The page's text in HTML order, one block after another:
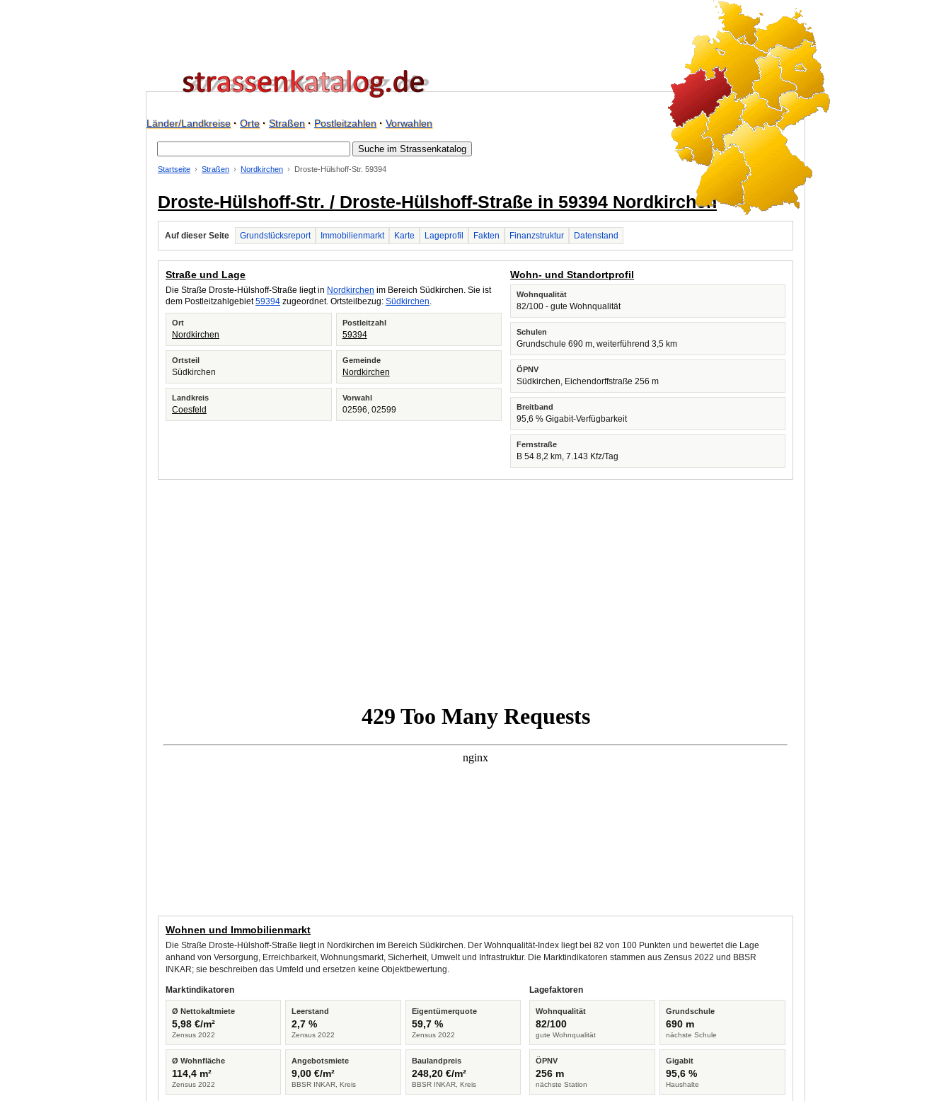
Länder/Landkreise· Orte· Straßen· Postleitzahlen· Vorwahlen
Startseite Straßen Nordkirchen Droste-Hülshoff-Str. 59394
Droste-Hülshoff-Str. / Droste-Hülshoff-Straße in 59394 Nordkirchen
Auf dieser Seite Grundstücksreport Immobilienmarkt Karte Lageprofil Fakten Finanzstruktur Datenstand
Straße und Lage
Die Straße Droste-Hülshoff-Straße liegt in Nordkirchen im Bereich Südkirchen. Sie ist
dem Postleitzahlgebiet59394 zugeordnet. Ortsteilbezug: Südkirchen.
Ort
Nordkirchen
Postleitzahl
59394
Ortsteil
Südkirchen
Gemeinde
Nordkirchen
Landkreis
Coesfeld
Vorwahl
02596, 02599
Wohn- und Standortprofil
Wohnqualität
82/100 - gute Wohnqualität
Schulen
Grundschule 690 m, weiterführend 3,5 km
ÖPNV
Südkirchen, Eichendorffstraße 256 m
Breitband
95,6 % Gigabit-Verfügbarkeit
Fernstraße
B 54 8,2 km, 7.143 Kfz/Tag
Wohnen und Immobilienmarkt
Die Straße Droste-Hülshoff-Straße liegt in Nordkirchen im Bereich Südkirchen. Der Wohnqualität-Index liegt bei 82 von 100 Punkten und bewertet die Lage
anhand von Versorgung, Erreichbarkeit, Wohnungsmarkt, Sicherheit, Umwelt und Infrastruktur. Die Marktindikatoren stammen aus Zensus 2022 und BBSR
INKAR; sie beschreiben das Umfeld und ersetzen keine Objektbewertung.
Marktindikatoren
Ø Nettokaltmiete
5,98 €/m²
Zensus 2022
Leerstand
2,7 %
Zensus 2022
Eigentümerquote
59,7 %
Zensus 2022
Ø Wohnfläche
114,4 m²
Zensus 2022
Angebotsmiete
9,00 €/m²
BBSR INKAR, Kreis
Baulandpreis
248,20 €/m²
BBSR INKAR, Kreis
Lagefaktoren
Wohnqualität
82/100
gute Wohnqualität
Grundschule
690 m
nächste Schule
ÖPNV
256 m
nächste Station
Gigabit
95,6 %
Haushalte